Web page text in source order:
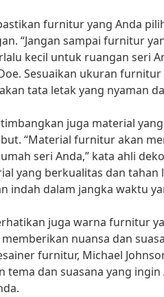
furnitur yang Anda
“Jangan sampai furnitur
kecil untuk ruangan seri
Sesuaikan ukuran
tata letak yang nyaman
juga material
“Material furnitur akan
seri Anda,” kata ahli
yang berkualitas dan
indah dalam jangka waktu
juga warna furnitur
nuansa dan
furnitur, Michael
tema dan suasana yang